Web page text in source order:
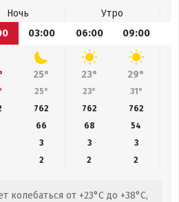
Ночь
Утро
03:00 06:00 09:00
25° 23° 29°
25° 23° 31°
762 762 762
66 68 54
3 3
3
2 2 2
колебаться от +23°C до +38°C,